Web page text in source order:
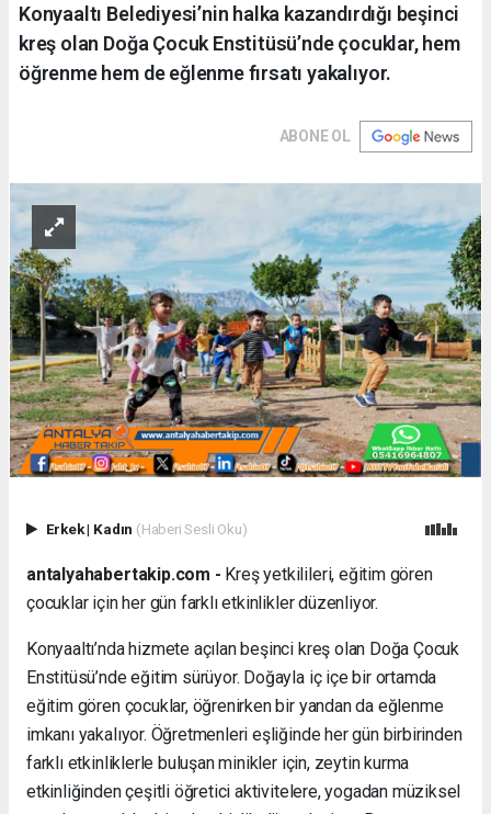
Konyaaltı Belediyesi’nin halka kazandırdığı beşinci
kreş olan Doğa Çocuk Enstitüsü’nde çocuklar, hem
öğrenme hem de eğlenme fırsatı yakalıyor.
ABONE OL
Erkek| Kadın (Haberi Sesli Oku)
antalyahabertakip.com - Kreş yetkilileri, eğitim gören
çocuklar için her gün farklı etkinlikler düzenliyor.
Konyaaltı’nda hizmete açılan beşinci kreş olan Doğa Çocuk
Enstitüsü’nde eğitim sürüyor. Doğayla iç içe bir ortamda
eğitim gören çocuklar, öğrenirken bir yandan da eğlenme
imkanı yakalıyor. Öğretmenleri eşliğinde her gün birbirinden
farklı etkinliklerle buluşan minikler için, zeytin kurma
etkinliğinden çeşitli öğretici aktivitelere, yogadan müziksel